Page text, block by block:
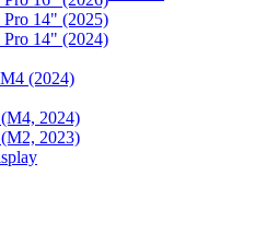
14" (2025)
14" (2024)
(2024)
2024)
2023)